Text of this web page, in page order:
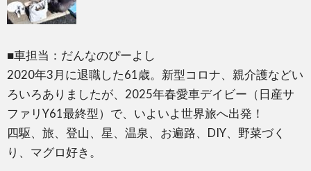
■車担当：だんなのぴーよし
2020年3月に退職した61歳。新型コロナ、親介護などい
ろいろありましたが、2025年春愛車デイビー（日産サ
ファリY61最終型）で、いよいよ世界旅へ出発！
四駆、旅、登山、星、温泉、お遍路、DIY、野菜づく
り、マグロ好き。